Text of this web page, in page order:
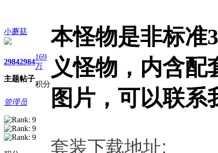
小蘑菇
2984
主题
2984
帖子
169
万
积分
管理员
本怪物是非标准
义怪物，内含配
图片，可以联系
套装下载地址: